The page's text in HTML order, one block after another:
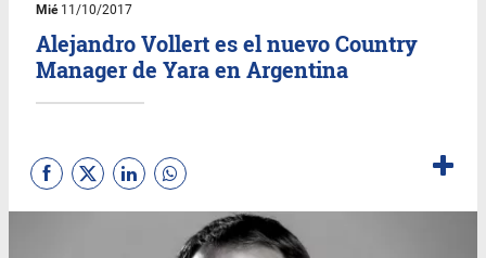
Mié11/10/2017
Alejandro Vollert es el nuevo Country
Manager de Yara en Argentina